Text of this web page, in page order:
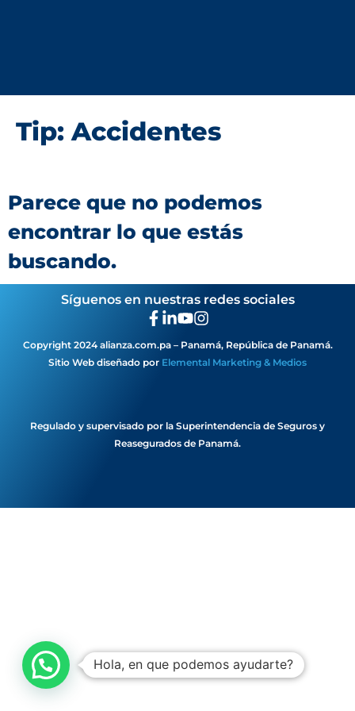
Tip: Accidentes
Parece que no podemos
encontrar lo que estás
buscando.
Síguenos en nuestras redes sociales
Copyright 2024 alianza.com.pa – Panamá, República de Panamá.
Sitio Web diseñado por Elemental Marketing & Medios
Regulado y supervisado por la Superintendencia de Seguros y
Reasegurados de Panamá.
Hola, en que podemos ayudarte?